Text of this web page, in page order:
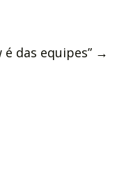
é das equipes” →